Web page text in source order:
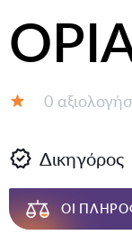
0
Δικηγόρος
ΟΙ